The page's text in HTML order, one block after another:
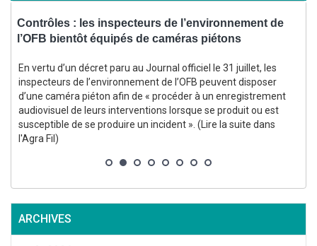
Contrôles : les inspecteurs de l’environnement de
l’OFB bientôt équipés de caméras piétons
En vertu d’un décret paru au Journal officiel le 31 juillet, les
inspecteurs de l’environnement de l’OFB peuvent disposer
d’une caméra piéton afin de « procéder à un enregistrement
audiovisuel de leurs interventions lorsque se produit ou est
susceptible de se produire un incident ». (Lire la suite dans
l'Agra Fil)
ARCHIVES